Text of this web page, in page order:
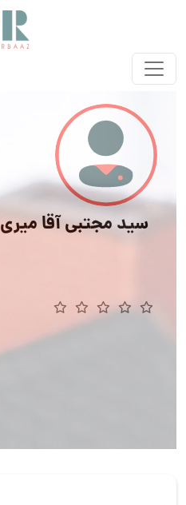
سید مجتبی آقا میری